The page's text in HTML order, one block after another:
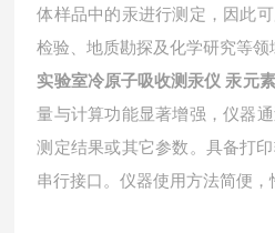
体样品中的汞进行测定，因此
检验、地质勘探及化学研究等领
实验室冷原子吸收测汞仪 汞元
量与计算功能显著增强，仪器
测定结果或其它参数。具备打
串行接口。仪器使用方法简便，